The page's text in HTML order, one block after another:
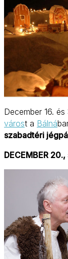
December 16.
várost a Bálná
szabadtéri
DECEMBER